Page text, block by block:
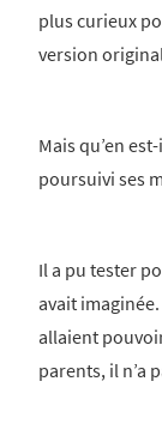
plus curieux
version
Mais qu’en
poursuivi ses
Il a pu tester
avait
allaient
parents, il n’a